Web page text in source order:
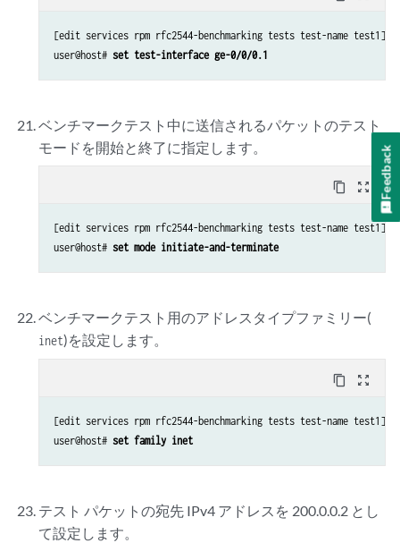
[edit services rpm rfc2544-benchmarking tests test-name test1]
user@host# set test-interface ge-0/0/0.1
ベンチマークテスト中に送信されるパケットのテスト
モードを開始と終了に指定します。
content_copy zoom_out_map
[edit services rpm rfc2544-benchmarking tests test-name test1]
user@host# set mode initiate-and-terminate
ベンチマークテスト用のアドレスタイプファミリー(
inet)を設定します。
content_copy zoom_out_map
[edit services rpm rfc2544-benchmarking tests test-name test1]
user@host# set family inet
テスト パケットの宛先 IPv4 アドレスを 200.0.0.2 とし
て設定します。
Feedback